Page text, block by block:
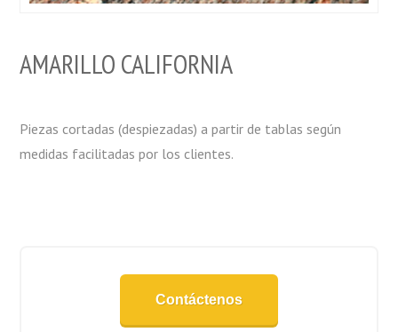
AMARILLO CALIFORNIA
Piezas cortadas (despiezadas) a partir de tablas según
medidas facilitadas por los clientes.
Contáctenos